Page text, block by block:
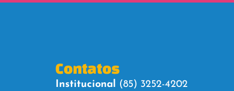
Contatos
Institucional (85) 3252-4202